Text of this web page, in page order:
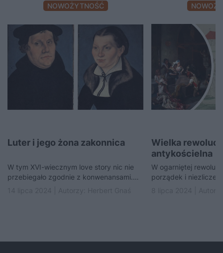
NOWOŻYTNOŚĆ
Luter i jego żona zakonnica
W tym XVI-wiecznym love story nic nie
przebiegało zgodnie z konwenansami.
Wielka
antykościelna
W ogarniętej
porządek i